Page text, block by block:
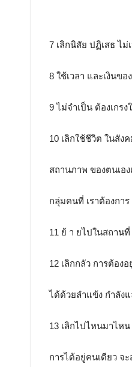
7 เลิกนิสัย ปฏิเสธ ไม่
8 ใช้เวลา และเงินขอ
9 ไม่จำเป็น ต้องเกร
10 เลิกใช้ชีวิต ในสัง
สถานภาพ ของตนเอ
กลุ่มคนที่ เราต้องกา
11 ย้ า ยไปในสถานที่
12 เลิกกลัว การต้อง
ได้ด้วยลำแข้ง กำลัง
13 เลิกไปไหนมาไห
การได้อยู่คนเดียว จ